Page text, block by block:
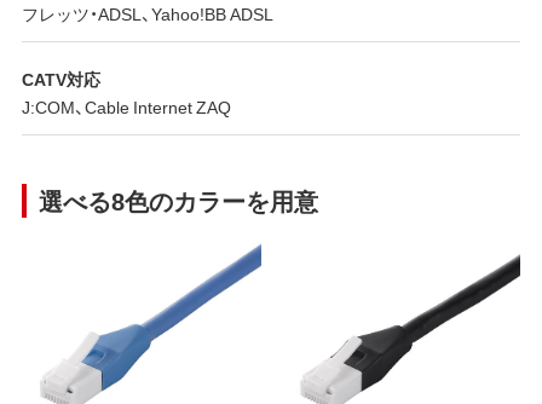
フレッツ・ADSL、Yahoo!BB ADSL
CATV対応
J:COM、Cable Internet ZAQ
選べる8色のカラーを用意